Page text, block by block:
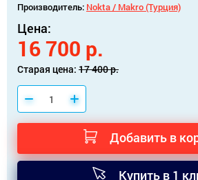
Производитель: Nokta / Makro (Турция)
Цена:
16 700 р.
Старая цена: 17 400 р.
Добавить в
Купить в 1